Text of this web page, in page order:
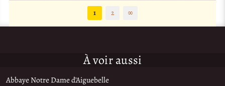
1
2 ∞
À voir aussi
Abbaye Notre Dame d’Aiguebelle